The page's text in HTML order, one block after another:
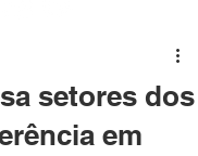
setores dos
em